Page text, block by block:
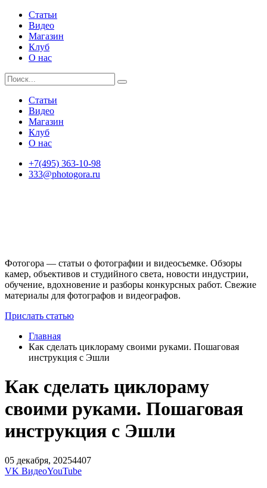
Статьи
Видео
Магазин
Клуб
О нас
Статьи
Видео
Магазин
Клуб
О нас
+7(495) 363-10-98
333@photogora.ru
Фотогора — статьи о фотографии и видеосъемке. Обзоры
камер, объективов и студийного света, новости индустрии,
обучение, вдохновение и разборы конкурсных работ. Свежие
материалы для фотографов и видеографов.
Прислать статью
Главная
Как сделать циклораму своими руками. Пошаговая
инструкция с Эшли
Как сделать циклораму
своими руками. Пошаговая
инструкция с Эшли
05 декабря, 20254407
VK ВидеоYouTube